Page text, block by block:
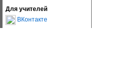
Для учителей
ВКонтакте